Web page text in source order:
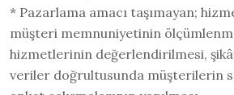
* Pazarlama amacı taşımayan;
müşteri memnuniyetinin
hizmetlerinin değerlendirilmesi,
veriler doğrultusunda müşterilerin